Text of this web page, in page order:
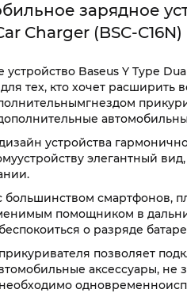
зарядное
Charger (BSC-C16N)
Baseus Y Type
тех, кто хочет расширить
устройства
элегантный
большинством смартфонов,
помощником в
о разряде
позволяет
аксессуары,